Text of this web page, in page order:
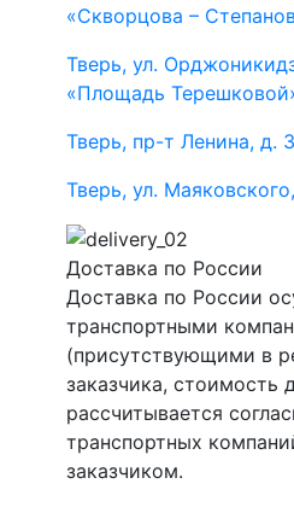
«Скворцова –
Тверь, ул.
«Площадь
Тверь, пр-т Ленина, д.
Тверь, ул.
Доставка по России
Доставка по России
транспортными
(присутствующими в
заказчика, стоимость
рассчитывается
транспортных
заказчиком.